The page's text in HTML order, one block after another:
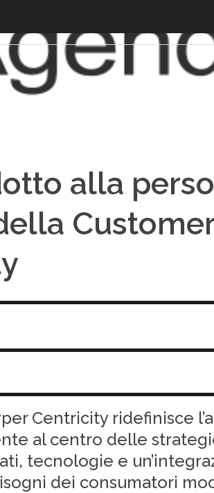
alla
Centricity ridefinisce
al centro delle
tecnologie e
dei consumatori